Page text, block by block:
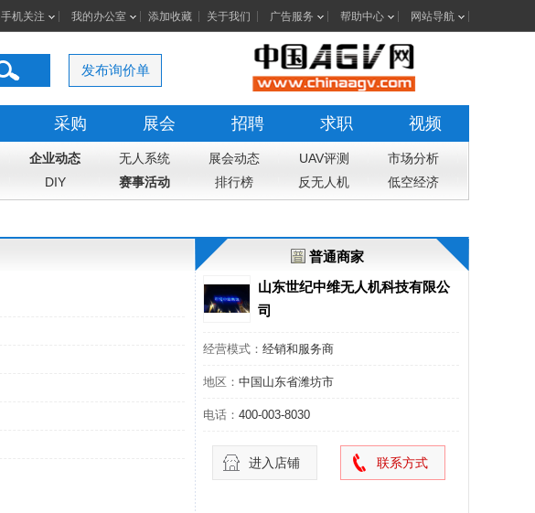
手机关注 我的办公室 添加收藏 关于我们 广告服务 帮助中心 网站导航
发布询价单
采购 展会 招聘 求职
视频
企业动态 无人系统 展会动态 UAV评测
市场分析
DIY 赛事活动 排行榜 反无人机 低空经济
普通商家
山东世纪中维无人机科技有限公
司
经营模式： 经销和服务商
地区： 中国山东省潍坊市
电话： 400-003-8030
进入店铺 联系方式